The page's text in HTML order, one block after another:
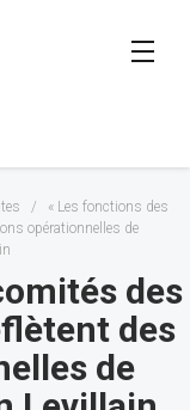
/
« Les fonctions des
opérationnelles de
des
des
de